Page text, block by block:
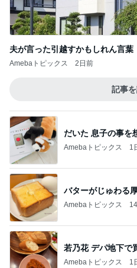
スマホ以外に興味
Amebaトピックス 1
40代が考える老後の最低ライン
Amebaトピックス
記事を